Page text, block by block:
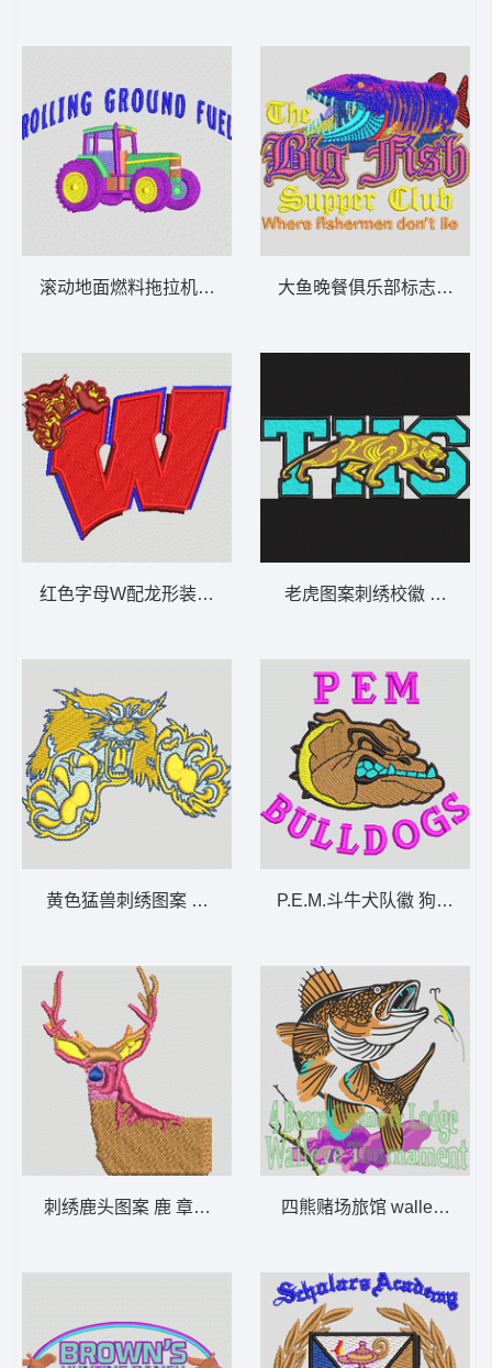
滚动地面燃料拖拉机图案 汽车 章仔标志布
红色字母W配龙形装饰 虎 章仔标志布贴徽章
黄色猛兽刺绣图案 虎 章仔标志布贴徽章男
刺绣鹿头图案 鹿 章仔标志布贴徽章男
P.E.M.斗牛